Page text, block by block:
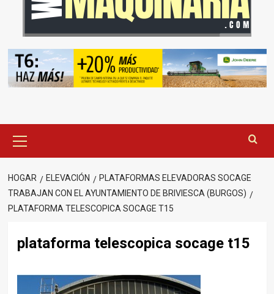
principal
HOGAR ELEVACIÓN
PLATAFORMAS ELEVADORAS SOCAGE
TRABAJAN CON EL AYUNTAMIENTO DE BRIVIESCA (BURGOS)
PLATAFORMA TELESCOPICA SOCAGE T15
plataforma telescopica socage t15